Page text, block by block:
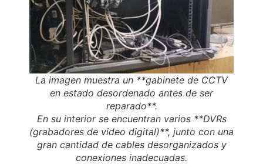
La imagen muestra un **gabinete de CCTV
en estado desordenado antes de ser
reparado**.
En su interior se encuentran varios **DVRs
(grabadores de video digital)**, junto con una
gran cantidad de cables desorganizados y
conexiones inadecuadas.